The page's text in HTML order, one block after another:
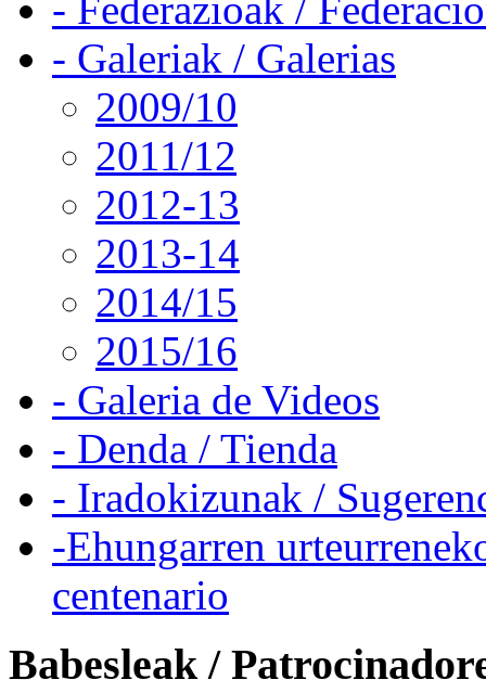
- Galeriak / Galerias
2009/10
2011/12
2012-13
2013-14
2014/15
2015/16
- Galeria de Videos
- Denda / Tienda
- Iradokizunak /
-Ehungarren
centenario
Babesleak /